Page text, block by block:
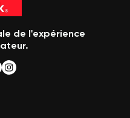
de l'expérience